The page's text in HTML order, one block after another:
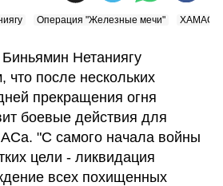
Операция "Железные мечи" ХАМАС
Нетаниягу
что после нескольких
прекращения огня
боевые действия для
"С самого начала войны
цели - ликвидация
всех похищенных